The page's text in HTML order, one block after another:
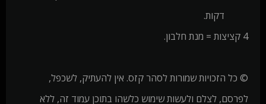
דקות.
4 קציצות = מנת חלבון.
© כל הזכויות שמורות לסהר קזס. אין להעתיק, לשכפל,
לפרסם, לצלם ולעשות שימוש כלשהו בתוכן עמוד זה, ללא